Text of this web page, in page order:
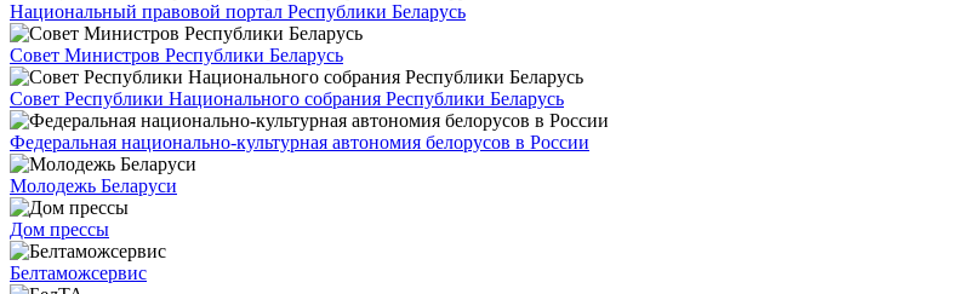
Национальный правовой портал Республики Беларусь
Совет Министров Республики Беларусь
Совет Республики Национального собрания Республики Беларусь
Федеральная национально-культурная автономия белорусов в России
Молодежь Беларуси
Дом прессы
Белтаможсервис